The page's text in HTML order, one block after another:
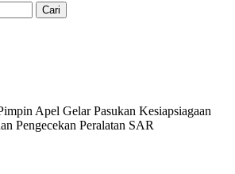
Apel Gelar Pasukan Kesiapsiagaan
Pengecekan Peralatan SAR